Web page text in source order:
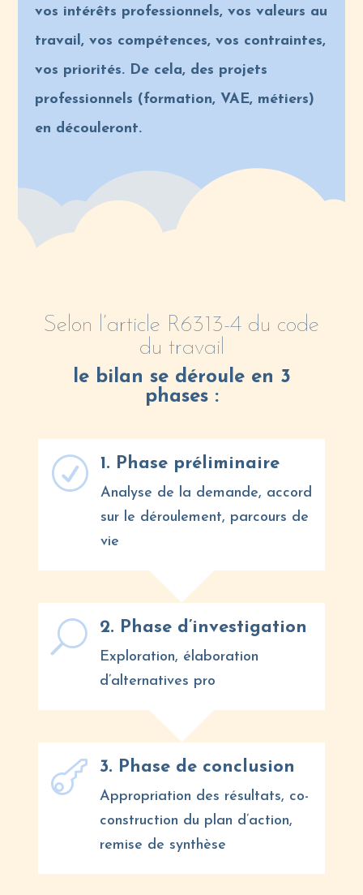
vos intérêts professionnels, vos valeurs au
travail, vos compétences, vos contraintes,
vos priorités. De cela, des projets
professionnels (formation, VAE, métiers)
en découleront.
Selon l’article R6313-4 du code
du travail
le bilan se déroule en 3
phases :
R 1. Phase préliminaire
Analyse de la demande, accord
sur le déroulement, parcours de
vie
U 2. Phase d’investigation
Exploration, élaboration
d’alternatives pro
 3. Phase de conclusion
Appropriation des résultats, co-
construction du plan d’action,
remise de synthèse